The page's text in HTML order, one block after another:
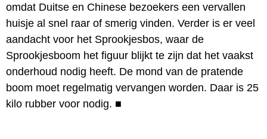
omdat Duitse en Chinese bezoekers een vervallen
huisje al snel raar of smerig vinden. Verder is er veel
aandacht voor het Sprookjesbos, waar de
Sprookjesboom het figuur blijkt te zijn dat het vaakst
onderhoud nodig heeft. De mond van de pratende
boom moet regelmatig vervangen worden. Daar is 25
kilo rubber voor nodig. ■